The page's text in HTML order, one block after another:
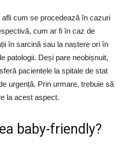
cum se procedează în cazuri
cum ar fi în caz de
în sarcină sau la naștere ori în
patologii. Deși pare neobișnuit,
pacientele la spitale de stat
urgență. Prin urmare, trebuie să
la acest aspect.
baby-friendly?